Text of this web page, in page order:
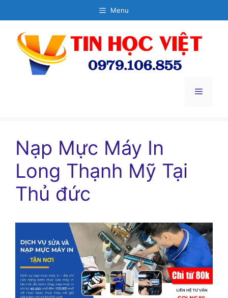
đến
dung
Menu
Menu
Nạp Mực Máy In
Long Thạnh Mỹ Tại
Thủ đức